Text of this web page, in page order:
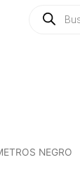
productos
NEGRO